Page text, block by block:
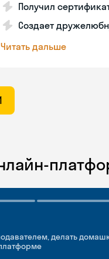
Получил
Создает
Читать дальше
делать
удобно
индивидуальные встречи